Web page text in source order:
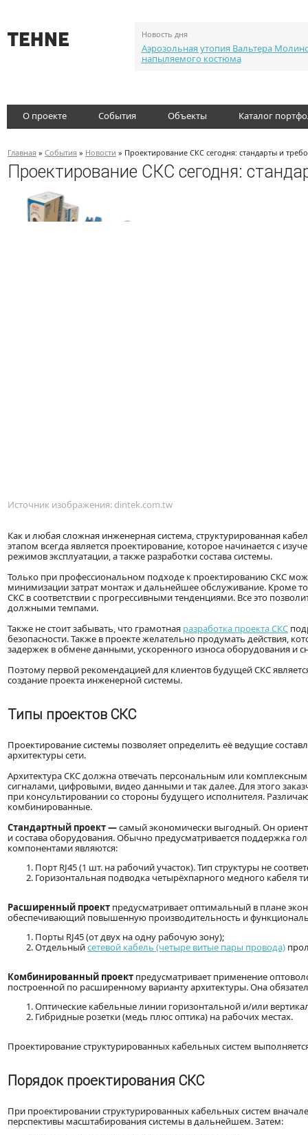
Новость дня
Аэрозольная утопия Вальтера
напыляемого костюма
О проекте События Объекты Каталог
Главная » События » Новости » Проектирование СКС сегодня: стандарты и
Проектирование СКС сегодня:
Источник изображения: dintek.com.tw
Как и любая сложная инженерная система, структурированная
этапом всегда является проектирование, которое начинается с
режимов эксплуатации, а также разработки состава системы.
Только при профессиональном подходе к проектированию СКС
минимизации затрат монтаж и дальнейшее обслуживание. Кроме
СКС в соответствии с прогрессивными тенденциями. Все это
должными темпами.
Также не стоит забывать, что грамотная разработка проекта СКС
безопасности. Также в проекте желательно продумать действия,
задержек в обмене данными, ускоренного износа оборудования и
Поэтому первой рекомендацией для клиентов будущей СКС
создание проекта инженерной системы.
Типы проектов СКС
Проектирование системы позволяет определить её ведущие
архитектуры сети.
Архитектура СКС должна отвечать персональным или
сигналами, цифровыми, видео данными и так далее. Для этого
при консультировании со стороны будущего исполнителя.
комбинированные.
Стандартный проект—самый экономически выгодный. Он
и состава оборудования. Обычно предусматривается поддержка
компонентами являются:
Порт RJ45 (1 шт. на рабочий участок). Тип структуры не
Горизонтальная подводка четырёхпарного медного кабеля
Расширенный проект предусматривает оптимальный в плане
обеспечивающий повышенную производительность и
Порты RJ45 (от двух на одну рабочую зону);
Отдельныйсетевой кабель (четыре витые пары провода)
Комбинированный проект предусматривает применение
построенной по расширенному варианту архитектуры. Она
Оптические кабельные линии горизонтальной и/или
Гибридные розетки (медь плюс оптика) на рабочих местах.
Проектирование структурированных кабельных систем
Порядок проектирования СКС
При проектировании структурированных кабельных систем
перспективы масштабирования системы в дальнейшем. Затем: